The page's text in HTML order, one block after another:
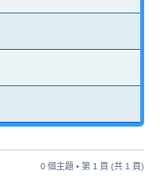
0 個主題 • 第 1 頁 (共 1 頁)